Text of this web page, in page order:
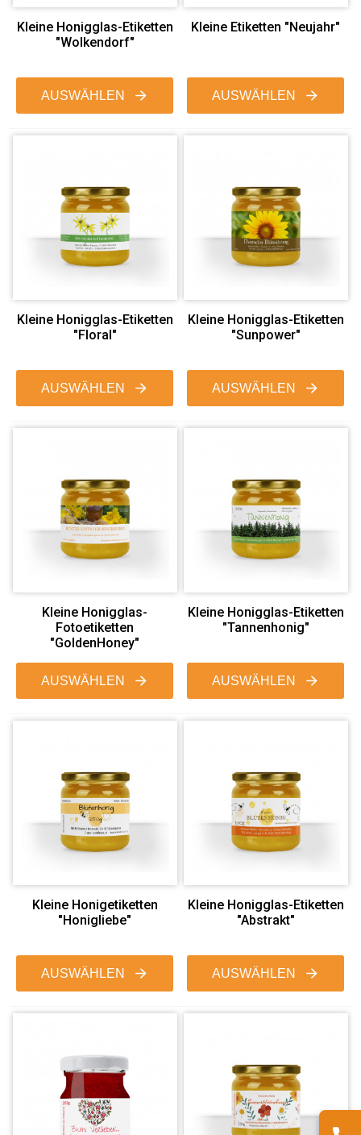
Kleine Honigglas-Etiketten
"Wolkendorf"
AUSWÄHLEN
Kleine Etiketten "Neujahr"
AUSWÄHLEN
Kleine Honigglas-Etiketten
"Floral"
AUSWÄHLEN
Kleine Honigglas-Etiketten
"Sunpower"
AUSWÄHLEN
Kleine Honigglas-
Fotoetiketten
"GoldenHoney"
AUSWÄHLEN
Kleine Honigglas-Etiketten
"Tannenhonig"
AUSWÄHLEN
Kleine Honigetiketten
"Honigliebe"
AUSWÄHLEN
Kleine Honigglas-Etiketten
"Abstrakt"
AUSWÄHLEN